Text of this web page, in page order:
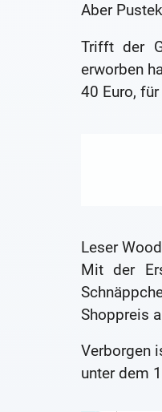
Aber
Trifft der
erworben
40 Euro,
Leser
Mit der
Shoppreis
Verborgen
unter dem